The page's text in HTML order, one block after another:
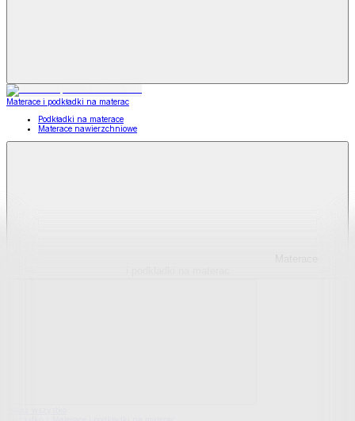
Materace i podkładki na materac
Podkładki na materace
Materace nawierzchniowe